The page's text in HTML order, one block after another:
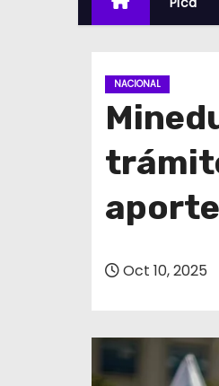
NACIONAL
Oct 10, 2025